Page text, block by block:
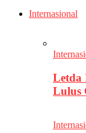
Internasional
Letda
Lulus